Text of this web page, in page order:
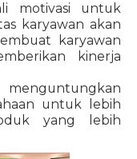
motivasi untuk
karyawan akan
karyawan
kinerja
untuk lebih
yang lebih